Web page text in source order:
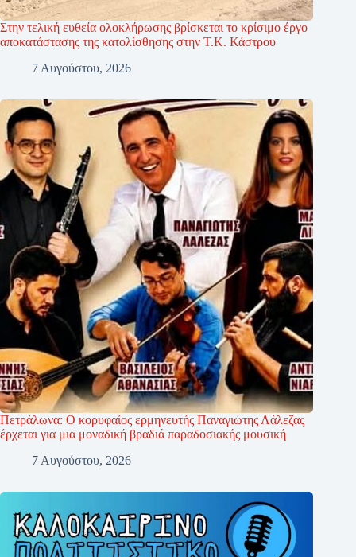
Στην τελική ευθεία ολοκλήρωσης βρίσκεται το κρίσιμο έργο
αποκατάστασης της κατολίσθησης στην Τ.Κ. Κάστρου
7 Αυγούστου, 2026
Πετράλωνα: Ο κορυφαίος ερμηνευτής Παναγιώτης Λάλεζας
έρχεται για μια μοναδική βραδιά παραδοσιακής μουσική
7 Αυγούστου, 2026